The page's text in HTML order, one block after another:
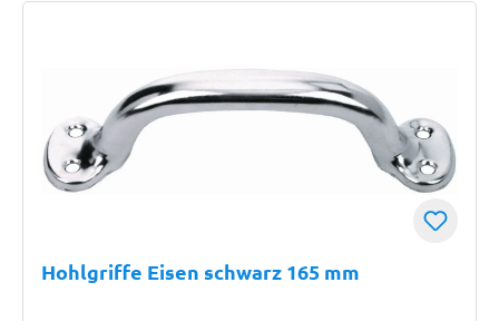
Hohlgriffe Eisen schwarz 165 mm